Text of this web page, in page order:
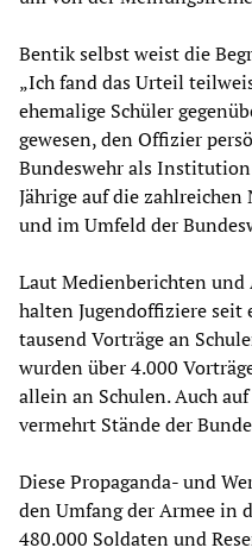
Bentik selbst weist die
„Ich fand das Urteil
ehemalige Schüler
gewesen, den Offizier
Bundeswehr als
Jährige auf die
und im Umfeld der
Laut Medienberichten und
halten Jugendoffiziere seit
tausend Vorträge an
wurden über 4.000
allein an Schulen. Auch
vermehrt Stände der
Diese Propaganda- und
den Umfang der Armee in
480.000 Soldaten und